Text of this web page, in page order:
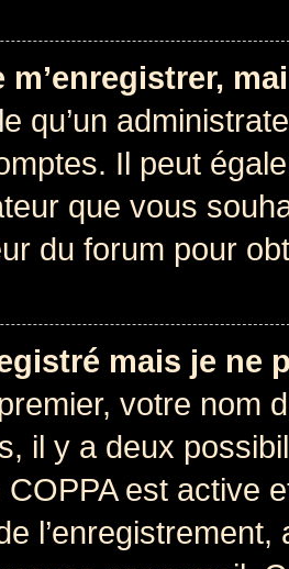
qu’un
Il peut
que vous
du forum pour
mais je ne
votre nom
il y a deux
COPPA est active